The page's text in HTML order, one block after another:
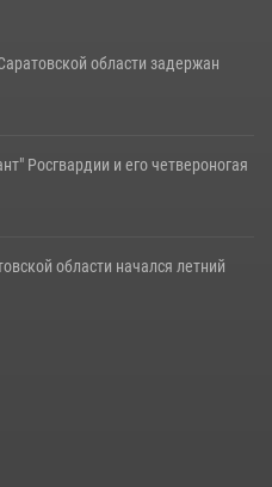
области задержан
Росгвардии и его четвероногая
области начался летний